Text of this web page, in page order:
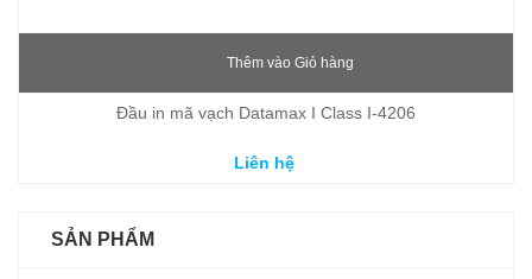
Thêm vào Giỏ hàng
Đầu in mã vạch Datamax I Class I-4206
Liên hệ
SẢN PHẨM